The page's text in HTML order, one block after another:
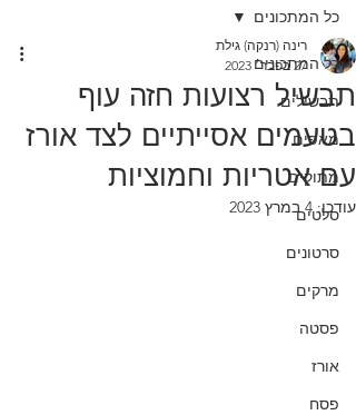
כל המתכונים
תבשילים
מאפים
מתוקים
סלטים
סרטונים
מרקים
פסטה
אורז
פסח
כל המתכונים
תבשיל רצועות חזה עוף
בטעמים אסייתיים לצד אורז
עם אטריות וחמוציות
רינה (רנקה) גילת
27 בפבר׳ 2023
עודכן:4 במרץ 2023